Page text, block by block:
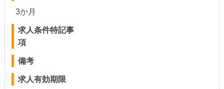
3か月
求人条件特記事
項
備考
求人有効期限